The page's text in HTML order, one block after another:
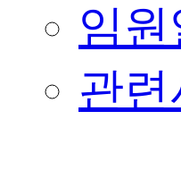
임원
관